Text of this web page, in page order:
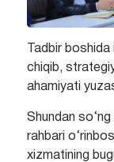
Tadbir
chiqib,
ahamiyati
Shundan
rahbari
xizmatining